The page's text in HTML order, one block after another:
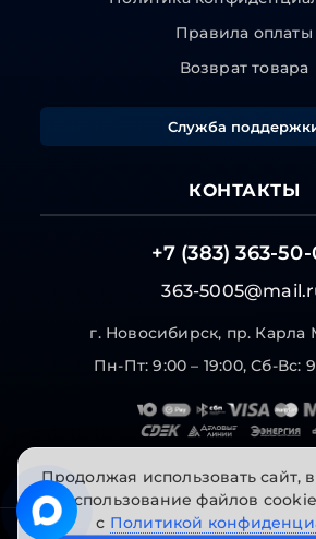
Правила оплаты
Возврат товара
Служба
КОНТАКТЫ
+7 (383) 363-
363-
г. Новосибирск, пр. Карла
Пн-Пт: 9:00 – 19:00, Сб-Вс:
Продолжая использовать сайт,
на использование файлов
с Политикой